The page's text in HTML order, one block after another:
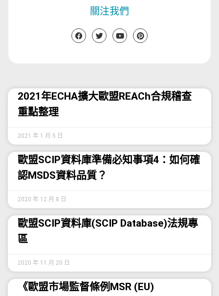
關注我們
2021年ECHA擴大歐盟REACh合規稽查
重點整理
2021 年 1 月 5 日
歐盟SCIP資料庫準備必知事項4：如何確
認MSDS資料品質？
2020 年 12 月 8 日
歐盟SCIP資料庫(SCIP Database)法規專
區
2020 年 11 月 20 日
《歐盟市場監督條例MSR (EU)